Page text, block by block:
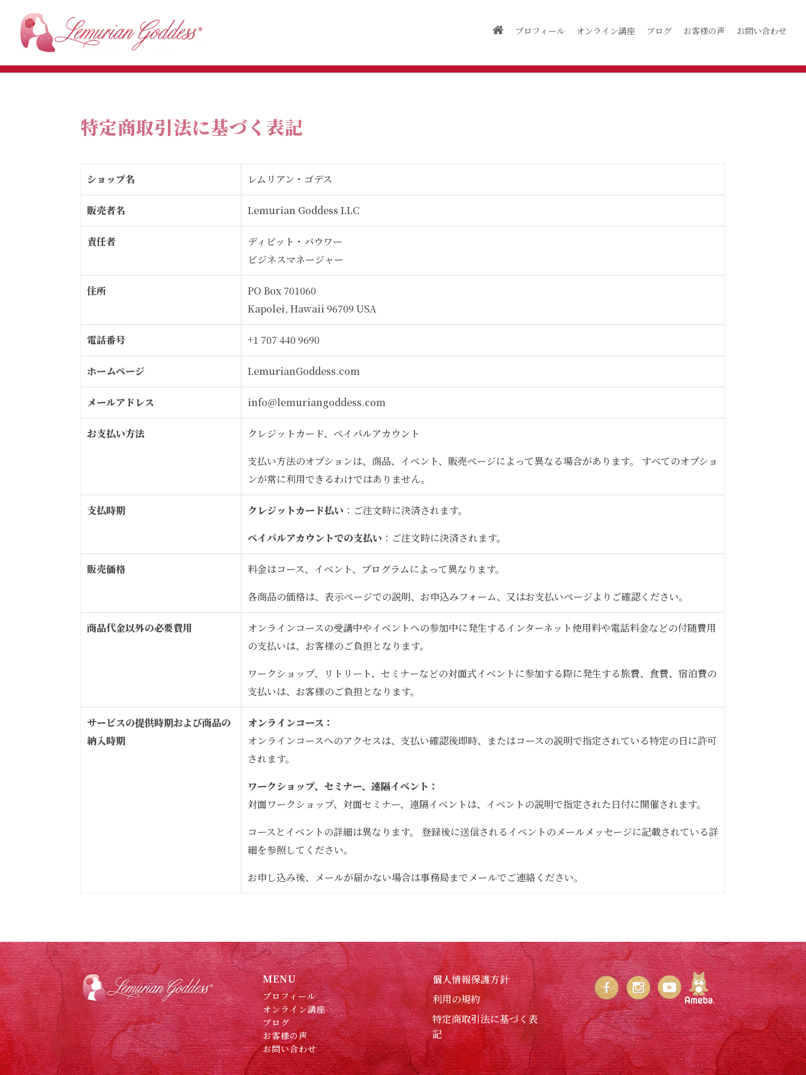
プロフィール オンライン講座 ブログ お客様の声 お問い合わせ
特定商取引法に基づく表記
ショップ名 レムリアン・ゴデス
販売者名 Lemurian Goddess LLC
責任者
ディビット・バウワー
ビジネスマネージャー
住所
PO Box 701060
Kapolei, Hawaii 96709 USA
電話番号 +1 707 440 9690
ホームページ LemurianGoddess.com
メールアドレス info@lemuriangoddess.com
お支払い方法
クレジットカード、ペイパルアカウント
支払い方法のオプションは、商品、イベント、販売ページによって異なる場合があります。 すべてのオプショ
ンが常に利用できるわけではありません。
支払時期 クレジットカード払い ：ご注文時に決済されます。
ペイパルアカウントでの支払い ：ご注文時に決済されます。
販売価格
料金はコース、イベント、プログラムによって異なります。
各商品の価格は、表示ページでの説明、お申込みフォーム、又はお支払いページよりご確認ください。
商品代金以外の必要費用
オンラインコースの受講中やイベントへの参加中に発生するインターネット使用料や電話料金などの付随費用
の支払いは、お客様のご負担となります。
ワークショップ、リトリート、セミナーなどの対面式イベントに参加する際に発生する旅費、食費、宿泊費の
支払いは、お客様のご負担となります。
サービスの提供時期および商品の
納入時期
オンラインコース：
オンラインコースへのアクセスは、支払い確認後即時、またはコースの説明で指定されている特定の日に許可
されます。
ワークショップ、セミナー、遠隔イベント：
対面ワークショップ、対面セミナー、遠隔イベントは、イベントの説明で指定された日付に開催されます。
コースとイベントの詳細は異なります。 登録後に送信されるイベントのメールメッセージに記載されている詳
細を参照してください。
お申し込み後、メールが届かない場合は事務局までメールでご連絡ください。
MENU
プロフィール
オンライン講座
ブログ
お客様の声
お問い合わせ
個人情報保護方針
利用の規約
特定商取引法に基づく表
記